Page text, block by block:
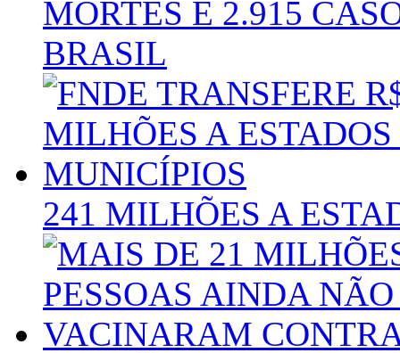
MORTES E 2.915
BRASIL
241 MILHÕES A